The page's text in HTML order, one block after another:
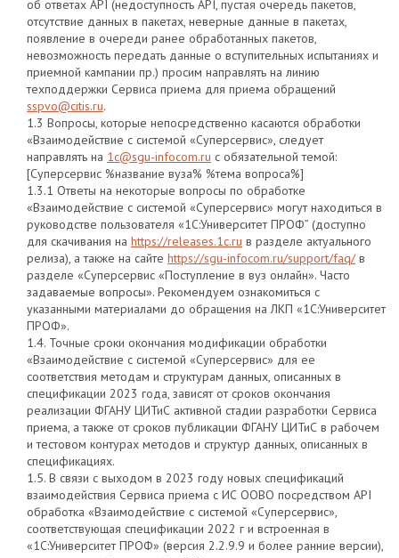
об ответах API (недоступность API, пустая очередь пакетов,
отсутствие данных в пакетах, неверные данные в пакетах,
появление в очереди ранее обработанных пакетов,
невозможность передать данные о вступительных испытаниях и
приемной кампании пр.) просим направлять на линию
техподдержки Сервиса приема для приема обращений
sspvo@citis.ru.
1.3 Вопросы, которые непосредственно касаются обработки
«Взаимодействие с системой «Суперсервис», следует
направлять на 1c@sgu-infocom.ru с обязательной темой:
[Суперсервис %название вуза% %тема вопроса%]
1.3.1 Ответы на некоторые вопросы по обработке
«Взаимодействие с системой «Суперсервис» могут находиться в
руководстве пользователя «1С:Университет ПРОФ” (доступно
для скачивания на https://releases.1c.ru в разделе актуального
релиза), а также на сайте https://sgu-infocom.ru/support/faq/в
разделе «Суперсервис «Поступление в вуз онлайн». Часто
задаваемые вопросы». Рекомендуем ознакомиться с
указанными материалами до обращения на ЛКП «1С:Университет
ПРОФ».
1.4. Точные сроки окончания модификации обработки
«Взаимодействие с системой «Суперсервис» для ее
соответствия методам и структурам данных, описанных в
спецификации 2023 года, зависят от сроков окончания
реализации ФГАНУ ЦИТиС активной стадии разработки Сервиса
приема, а также от сроков публикации ФГАНУ ЦИТиС в рабочем
и тестовом контурах методов и структур данных, описанных в
спецификациях.
1.5. В связи с выходом в 2023 году новых спецификаций
взаимодействия Сервиса приема с ИС ООВО посредством API
обработка «Взаимодействие с системой «Суперсервис»,
соответствующая спецификации 2022 г и встроенная в
«1С:Университет ПРОФ» (версия 2.2.9.9 и более ранние версии),